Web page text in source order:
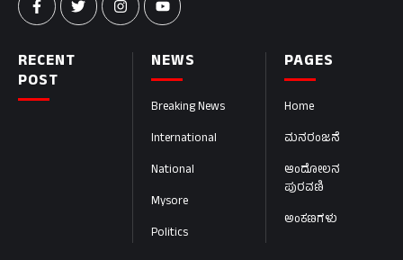
PAGES
Home
ಮನರಂಜನೆ
ಆಂದೋಲನ
ಪುರವಣಿ
ಅಂಕಣಗಳು
NEWS
Breaking News
International
National
Mysore
Politics
RECENT
POST